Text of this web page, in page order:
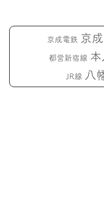
京成電鉄 京
都営新宿線
JR線 八